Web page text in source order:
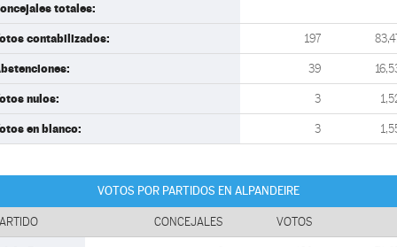
totales:
contabilizados: 197
39
nulos: 3
en blanco: 3
VOTOS POR PARTIDOS EN ALPANDEIRE
CONCEJALES VOTOS